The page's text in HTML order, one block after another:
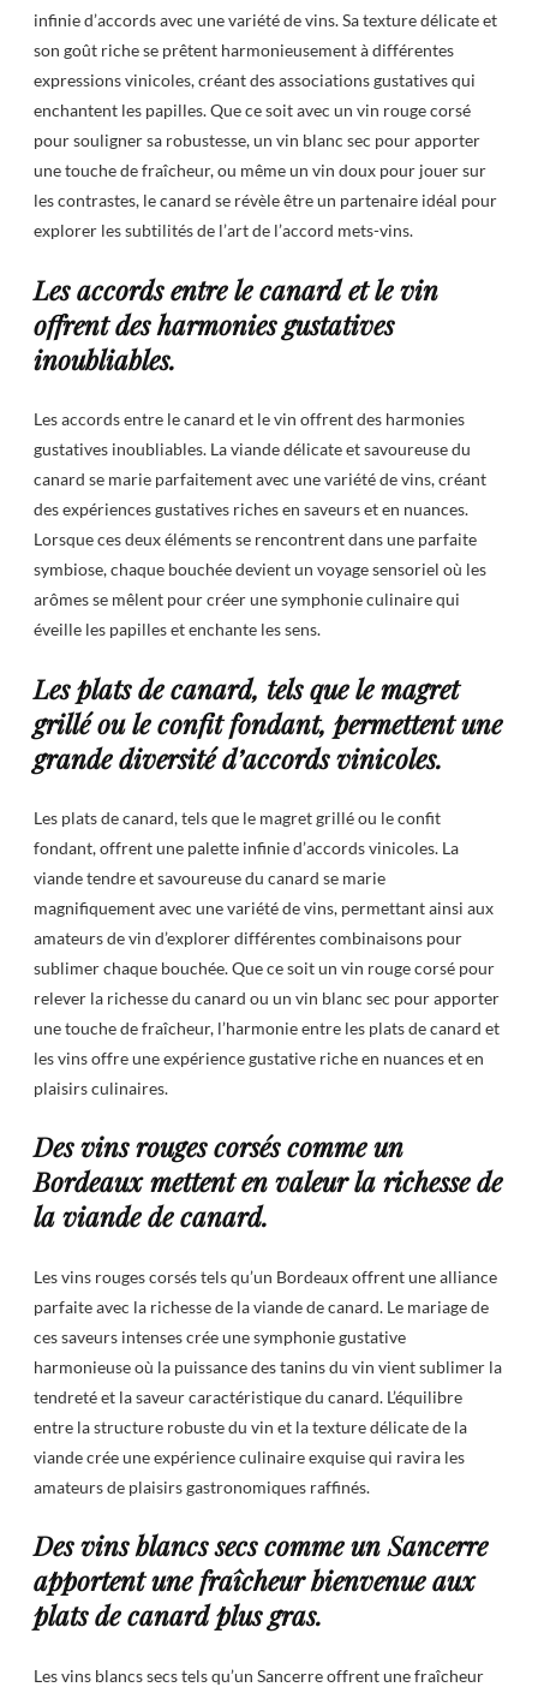
infinie d’accords avec une variété de vins. Sa texture délicate et
son goût riche se prêtent harmonieusement à différentes
expressions vinicoles, créant des associations gustatives qui
enchantent les papilles. Que ce soit avec un vin rouge corsé
pour souligner sa robustesse, un vin blanc sec pour apporter
une touche de fraîcheur, ou même un vin doux pour jouer sur
les contrastes, le canard se révèle être un partenaire idéal pour
explorer les subtilités de l’art de l’accord mets-vins.
Les accords entre le canard et le vin
offrent des harmonies gustatives
inoubliables.
Les accords entre le canard et le vin offrent des harmonies
gustatives inoubliables. La viande délicate et savoureuse du
canard se marie parfaitement avec une variété de vins, créant
des expériences gustatives riches en saveurs et en nuances.
Lorsque ces deux éléments se rencontrent dans une parfaite
symbiose, chaque bouchée devient un voyage sensoriel où les
arômes se mêlent pour créer une symphonie culinaire qui
éveille les papilles et enchante les sens.
Les plats de canard, tels que le magret
grillé ou le confit fondant, permettent une
grande diversité d’accords vinicoles.
Les plats de canard, tels que le magret grillé ou le confit
fondant, offrent une palette infinie d’accords vinicoles. La
viande tendre et savoureuse du canard se marie
magnifiquement avec une variété de vins, permettant ainsi aux
amateurs de vin d’explorer différentes combinaisons pour
sublimer chaque bouchée. Que ce soit un vin rouge corsé pour
relever la richesse du canard ou un vin blanc sec pour apporter
une touche de fraîcheur, l’harmonie entre les plats de canard et
les vins offre une expérience gustative riche en nuances et en
plaisirs culinaires.
Des vins rouges corsés comme un
Bordeaux mettent en valeur la richesse de
la viande de canard.
Les vins rouges corsés tels qu’un Bordeaux offrent une alliance
parfaite avec la richesse de la viande de canard. Le mariage de
ces saveurs intenses crée une symphonie gustative
harmonieuse où la puissance des tanins du vin vient sublimer la
tendreté et la saveur caractéristique du canard. L’équilibre
entre la structure robuste du vin et la texture délicate de la
viande crée une expérience culinaire exquise qui ravira les
amateurs de plaisirs gastronomiques raffinés.
Des vins blancs secs comme un Sancerre
apportent une fraîcheur bienvenue aux
plats de canard plus gras.
Les vins blancs secs tels qu’un Sancerre offrent une fraîcheur